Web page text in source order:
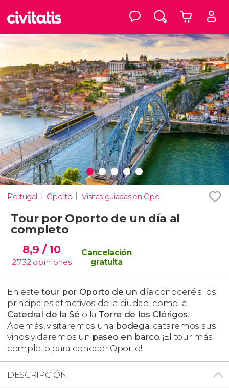
Portugal Oporto Visitas guiadas en Oporto
Tour por Oporto de un día al
completo
8,9 / 10
2.732 opiniones
Cancelación
gratuita
En este tour por Oporto de un día conoceréis los
principales atractivos de la ciudad, como la
Catedral de la Sé o la Torre de los Clérigos.
Además, visitaremos una bodega, cataremos sus
vinos y daremos un paseo en barco. ¡El tour más
completo para conocer Oporto!
DESCRIPCIÓN